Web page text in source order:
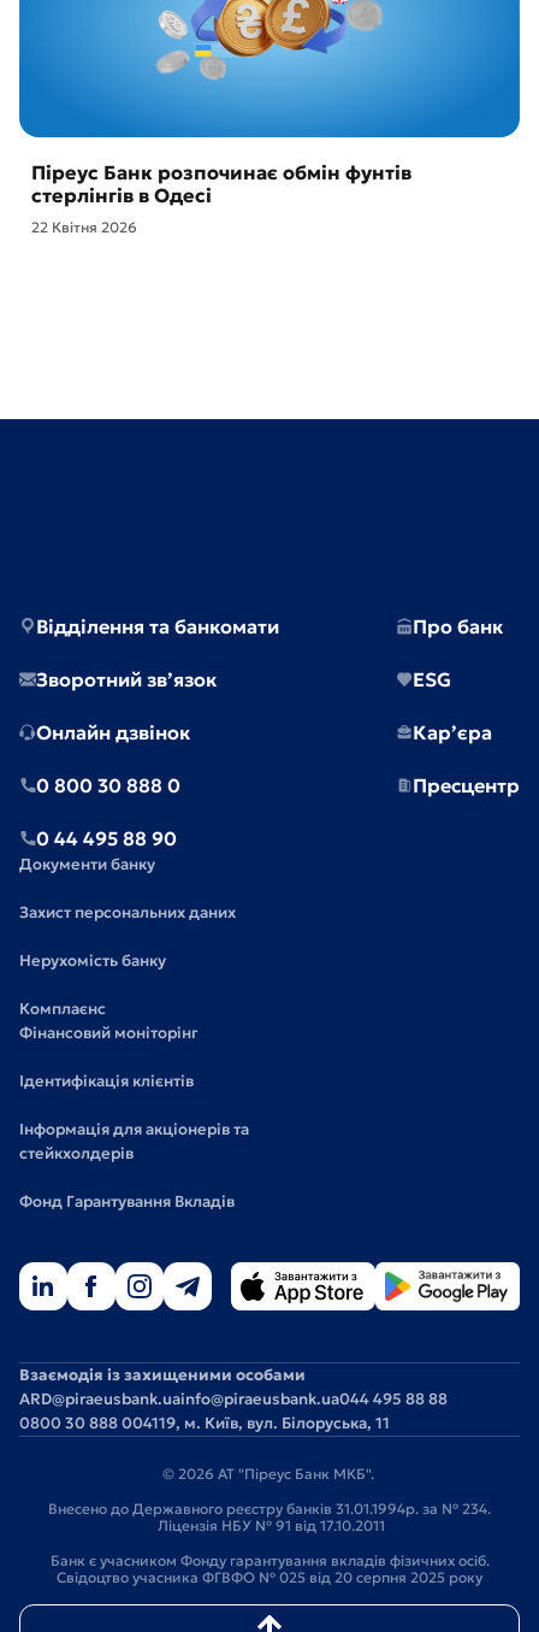
Піреус Банк розпочинає обмін фунтів
стерлінгів в Одесі
22 Квітня 2026
Відділення та банкомати
Зворотний зв’язок
Онлайн дзвінок
0 800 30 888 0
0 44 495 88 90
Про банк
ESG
Кар’єра
Пресцентр
Документи банку
Захист персональних даних
Нерухомість банку
Комплаєнс
Фінансовий моніторінг
Ідентифікація клієнтів
Інформація для акціонерів та
стейкхолдерів
Фонд Гарантування Вкладів
Взаємодія із захищеними особами
ARD@piraeusbank.uainfo@piraeusbank.ua044 495 88 88
0800 30 888 004119, м. Київ, вул. Білоруська, 11
© 2026 АТ "Піреус Банк МКБ".
Внесено до Державного реєстру банків 31.01.1994р. за № 234.
Ліцензія НБУ № 91 від 17.10.2011
Банк є учасником Фонду гарантування вкладів фізичних осіб.
Свідоцтво учасника ФГВФО № 025 від 20 серпня 2025 року